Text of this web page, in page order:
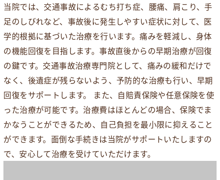
当院では、交通事故によるむち打ち症、腰痛、肩こり、手
足のしびれなど、事故後に発生しやすい症状に対して、医
学的根拠に基づいた治療を行います。痛みを軽減し、身体
の機能回復を目指します。事故直後からの早期治療が回復
の鍵です。交通事故治療専門院として、痛みの緩和だけで
なく、後遺症が残らないよう、予防的な治療も行い、早期
回復をサポートします。 また、自賠責保険や任意保険を使
った治療が可能です。治療費はほとんどの場合、保険でま
かなうことができるため、自己負担を最小限に抑えること
ができます。面倒な手続きは当院がサポートいたしますの
で、安心して治療を受けていただけます。